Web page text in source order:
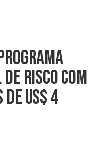
RISCO COM
DE US$ 4